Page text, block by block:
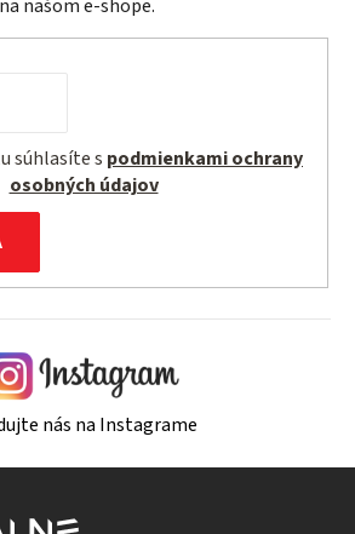
našom e-shope.
súhlasíte s podmienkami ochrany
osobných údajov
nás na Instagrame